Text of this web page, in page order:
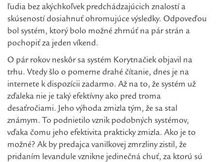
ľudia bez akýchkoľvek predchádzajúcich znalostí a
skúseností dosiahnuť ohromujúce výsledky. Odpoveďou
bol systém, ktorý bolo možné zhrnúť na pár strán a
pochopiť za jeden víkend.
O pár rokov neskôr sa systém Korytnačiek objavil na
trhu. Vtedy šlo o pomerne drahé čítanie, dnes je na
internete k dispozícii zadarmo. Až na to, že systém už
zďaleka nie je taký efektívny ako pred troma
desaťročiami. Jeho výhoda zmizla tým, že sa stal
známym. To podnietilo vznik podobných systémov,
vďaka čomu jeho efektivita prakticky zmizla. Ako je to
možné? Ak by predajca vanilkovej zmrzliny zistil, že
pridaním levandule vznikne jedinečná chuť, za ktorú sú